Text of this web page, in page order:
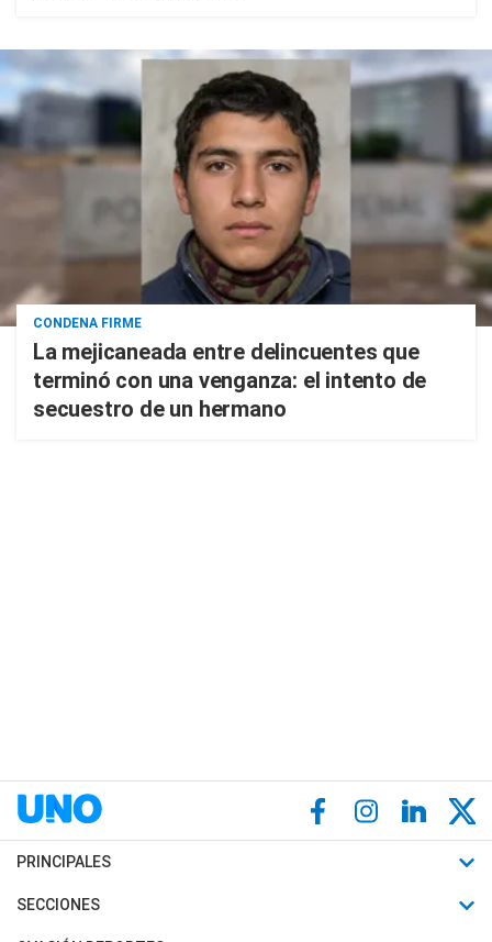
CONDENA FIRME
La mejicaneada entre delincuentes que
terminó con una venganza: el intento de
secuestro de un hermano
PRINCIPALES
Últimas Noticias
SECCIONES